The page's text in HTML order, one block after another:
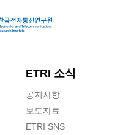
ETRI 소식
공지사항
보도자료
ETRI SNS